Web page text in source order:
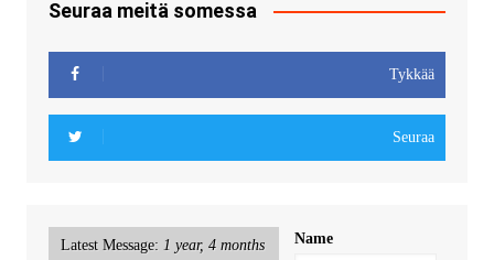
Seuraa meitä somessa
Tykkää
Seuraa
Latest Message: 1 year, 4 months
Name